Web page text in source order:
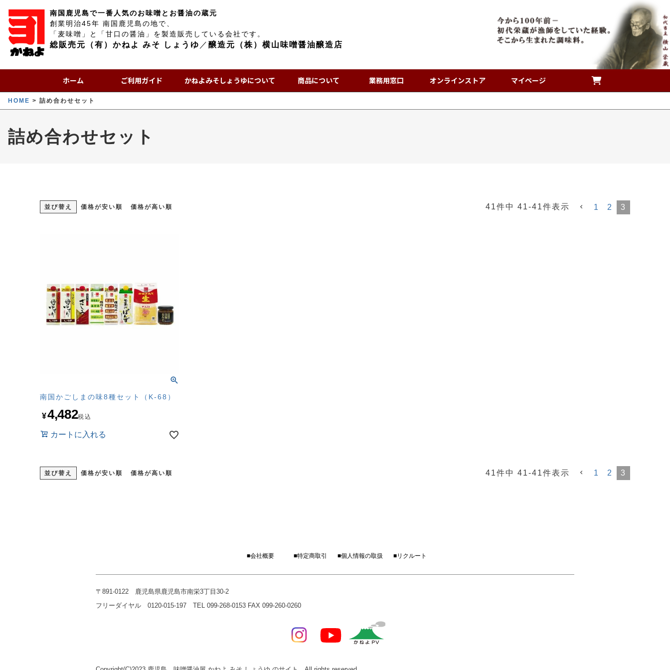
南国鹿児島で一番人気のお味噌とお醤油の蔵元
創業明治45年 南国鹿児島の地で、
「麦味噌」と「甘口の醤油」を製造販売している会社です。
総販売元（有）かねよ みそ しょうゆ ／ 醸造元（株）横山味噌醤油醸造店
ホーム ご利用ガイド かねよみそしょうゆについて 商品について 業務用窓口 オンラインストア マイページ
HOME 詰め合わせセット
詰め合わせセット
並び替え 価格が安い順 価格が高い順 41件中 41-41件表示 1 2 3
南国かごしまの味8種セット（K-68）
¥4,482税込
カートに入れる
並び替え 価格が安い順 価格が高い順 41件中 41-41件表示 1 2 3
■会社概要 ■特定商取引 ■個人情報の取扱 ■リクルート
〒891-0122 鹿児島県鹿児島市南栄3丁目30-2
フリーダイヤル 0120-015-197 TEL 099-268-0153 FAX 099-260-0260